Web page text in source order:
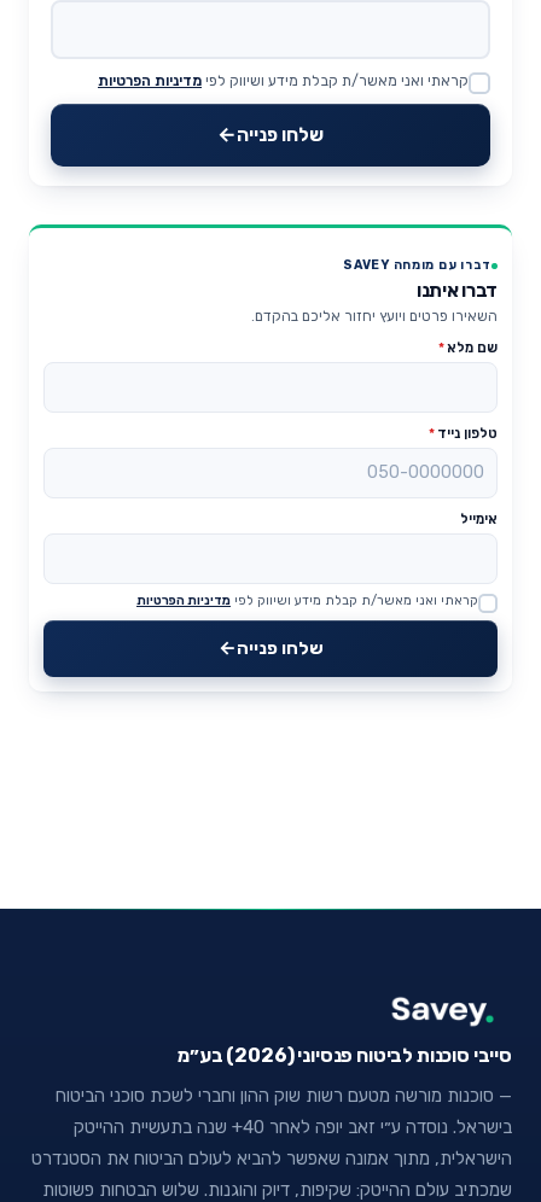
Website
קראתי ואני מאשר/ת קבלת מידע ושיווק לפי מדיניות הפרטיות
שלחו פנייה
דברו עם מומחה SAVEY
דברו איתנו
השאירו פרטים ויועץ יחזור אליכם בהקדם.
שם מלא*
טלפון נייד *
אימייל
Website
קראתי ואני מאשר/ת קבלת מידע ושיווק לפי מדיניות הפרטיות
שלחו פנייה
סייבי סוכנות לביטוח פנסיוני (2026) בע״מ
— סוכנות מורשה מטעם רשות שוק ההון וחברי לשכת סוכני הביטוח
בישראל. נוסדה ע״י זאב יופה לאחר 40+ שנה בתעשיית ההייטק
הישראלית, מתוך אמונה שאפשר להביא לעולם הביטוח את הסטנדרט
שמכתיב עולם ההייטק: שקיפות, דיוק והוגנות. שלוש הבטחות פשוטות